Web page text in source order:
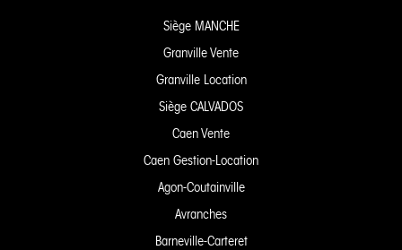
Siège MANCHE
Granville Vente
Granville Location
Siège CALVADOS
Caen Vente
Caen Gestion-Location
Agon-Coutainville
Avranches
Barneville-Carteret